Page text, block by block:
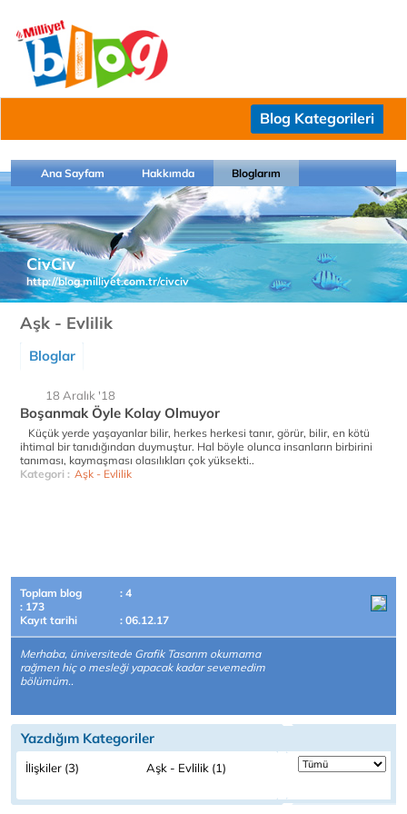
Blog Kategorileri
Ana Sayfam Hakkımda Bloglarım
CivCiv
http://blog.milliyet.com.tr/civciv
Aşk - Evlilik
Bloglar
18 Aralık '18
Boşanmak Öyle Kolay Olmuyor
Küçük yerde yaşayanlar bilir, herkes herkesi tanır, görür, bilir, en kötü
ihtimal bir tanıdığından duymuştur. Hal böyle olunca insanların birbirini
tanıması, kaymaşması olasılıkları çok yüksekti..
Kategori : Aşk - Evlilik
Toplam blog
: 4
: 173
Kayıt tarihi
: 06.12.17
Merhaba, üniversitede Grafik Tasarım okumama
rağmen hiç o mesleği yapacak kadar sevemedim
bölümüm..
Yazdığım Kategoriler
İlişkiler (3) Aşk - Evlilik (1)